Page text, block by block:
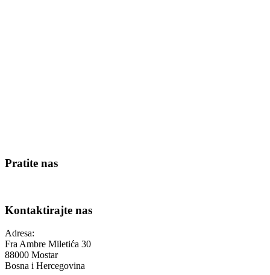
Pratite nas
Kontaktirajte nas
Adresa:
Fra Ambre Miletića 30
88000 Mostar
Bosna i Hercegovina